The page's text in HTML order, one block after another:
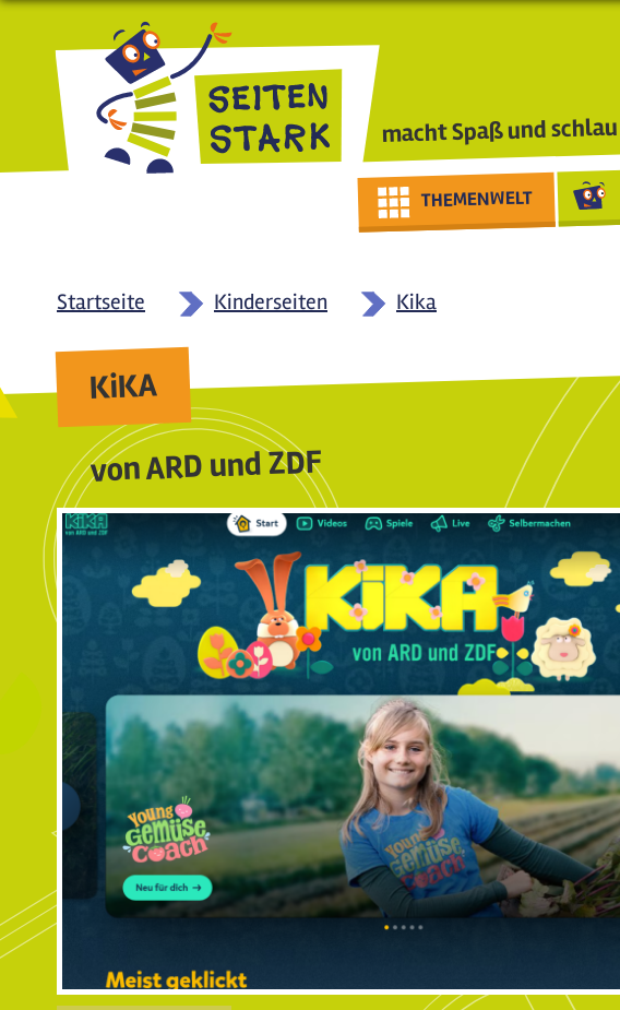
Direkt zum Inhalt
macht Spaß und schlau
THEMENWELT
Startseite Kinderseiten Kika
KiKA
von ARD und ZDF